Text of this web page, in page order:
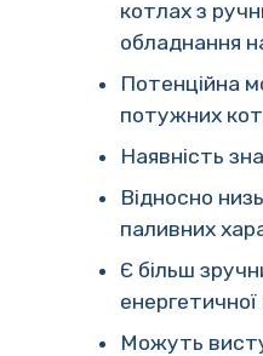
котлах з
обладнання
Потенційна
потужних
Наявність
Відносно
паливних
Є більш
Можуть